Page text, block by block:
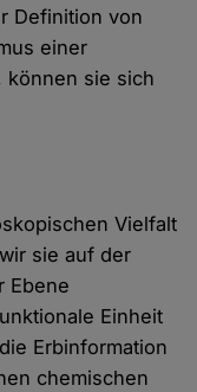
Definition von
einer
können sie sich
Vielfalt
sie auf der
Ebene
Einheit
Erbinformation
chemischen